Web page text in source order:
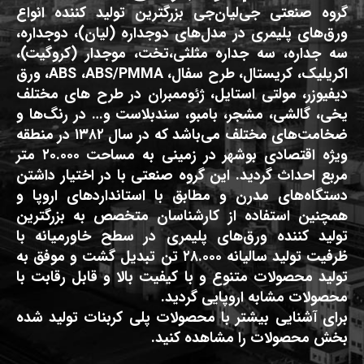
گروه صنعتی جی‌لیان‌جی بزرگترین تولید کننده انواع
ورق‌های پلیمری در مدل‌های دوجداره (لیان)، دوجداره،
سه جداره، سه جداره مثلثی،تخت، موجدار (کروگیت)،
اکریلیک، کریستال، طرح سفال، ABS ،ABS/PMMA، ورق
دیفیوزر، مولتی استایل، ژئوممبران در طرح های مختلف
یخی، گالشی، مشجر، بامبو، سندبلاست و… در رنگ‌ها و
ضخامت‌های مختلف می‌باشد که در سال ۱۳۸۲ در منطقه
ویژه اقتصادی بوشهر در زمینی به مساحت ۲۰.۰۰۰ متر
مربع احداث گردید. این گروه صنعتی با در اختیار داشتن
دستگاه‌های مدرن و مطابق با استانداردهای اروپا و
همچنین استفاده از کارشناسان متخصص به بزرگترین
تولید کننده ورق‌های پلیمری در سطح خاورمیانه با
ظرفیت تولید سالیانه ۲۸.۰۰۰ تن تبدیل گشت و موفق به
تولید محصولات متنوع و با کیفیت بالا و قابل رقابت با
محصولات مشابه اروپایی گردید.
برای آشنایی بیشتر با محصولات پلی کربنات تولید شده
بخش محصولات را مشاهده کنید.